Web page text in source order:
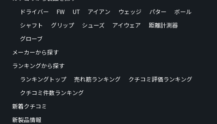
ドライバー
FW UT アイアン ウェッジ パター
ボール
シャフト
グリップ シューズ アイウェア
距離計測器
グローブ
メーカーから探す
ランキングから探す
ランキングトップ
売れ筋ランキング
クチコミ評価ランキング
クチコミ件数ランキング
新着クチコミ
新製品情報